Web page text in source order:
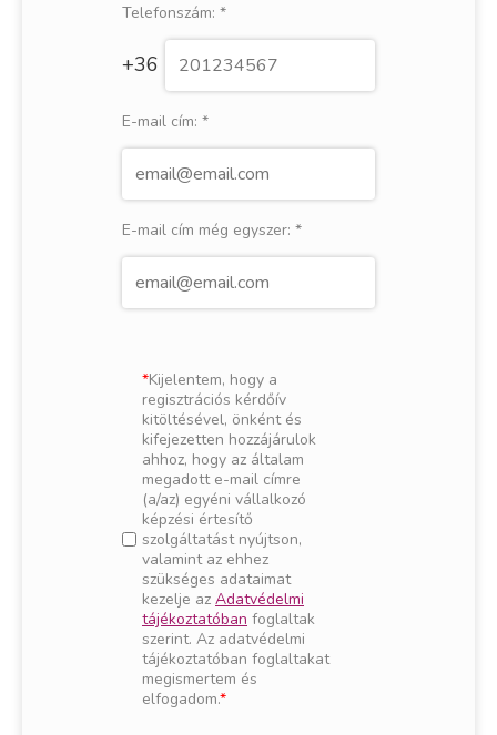
Telefonszám: *
+36
E-mail cím: *
E-mail cím még egyszer: *
Kijelentem, hogy a
regisztrációs kérdőív
kitöltésével, önként és
kifejezetten hozzájárulok
ahhoz, hogy az általam
megadott e-mail címre
(a/az) egyéni vállalkozó
képzési értesítő
szolgáltatást nyújtson,
valamint az ehhez
szükséges adataimat
kezelje az Adatvédelmi
tájékoztatóban foglaltak
szerint. Az adatvédelmi
tájékoztatóban foglaltakat
megismertem és
elfogadom.